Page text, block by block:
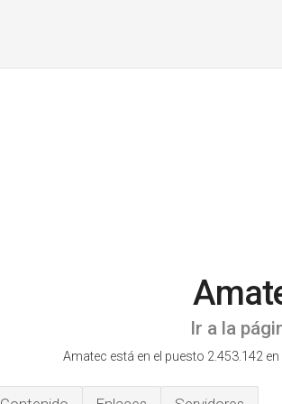
Ir a la
Amatec está en el puesto 2.453.142